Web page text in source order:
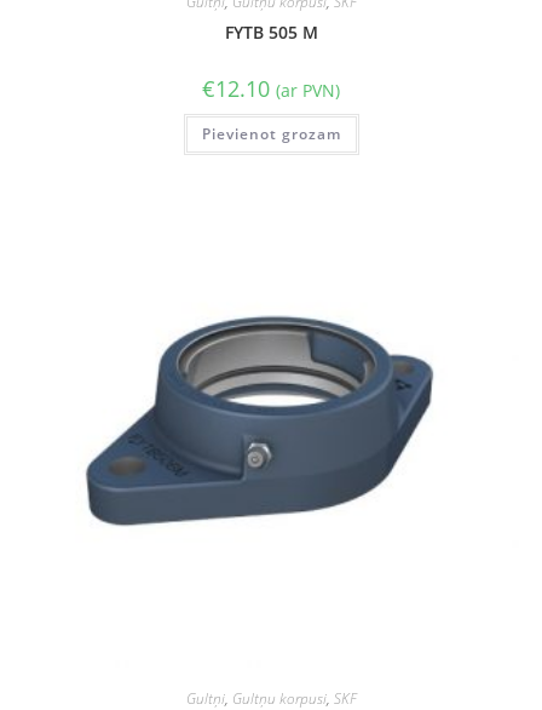
FYTB 505 M
€12.10 (ar PVN)
Pievienot grozam
Gultņi, Gultņu korpusi, SKF